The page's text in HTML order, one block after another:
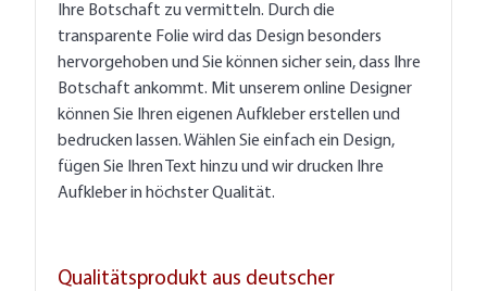
Ihre Botschaft zu vermitteln. Durch die
transparente Folie wird das Design besonders
hervorgehoben und Sie können sicher sein, dass Ihre
Botschaft ankommt. Mit unserem online Designer
können Sie Ihren eigenen Aufkleber erstellen und
bedrucken lassen. Wählen Sie einfach ein Design,
fügen Sie Ihren Text hinzu und wir drucken Ihre
Aufkleber in höchster Qualität.
Qualitätsprodukt aus deutscher